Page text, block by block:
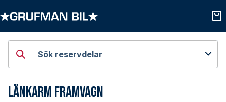
Sök reservdelar
Länkarm Framvagn